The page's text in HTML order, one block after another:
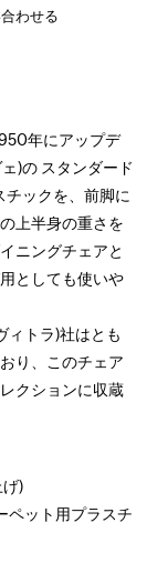
わせる
年にアップデ
)の スタンダード
チックを、前脚に
上半身の重さを
ニングチェアと
としても使いや
ィトラ)社はとも
り、このチェア
クションに収蔵
げ)
ペット用プラスチ